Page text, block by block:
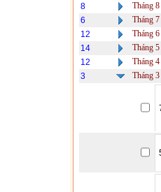
8
Tháng 8
6
Tháng 7
12
Tháng 6
14
Tháng 5
12
Tháng 4
3
Tháng 3